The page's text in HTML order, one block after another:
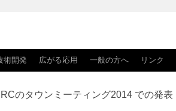
術開発 広がる応用 一般の方へ リンク
のタウンミーティング2014 での発表